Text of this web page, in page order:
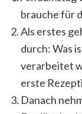
brauche für
Als erstes
durch: Was
verarbeitet
erste
Danach